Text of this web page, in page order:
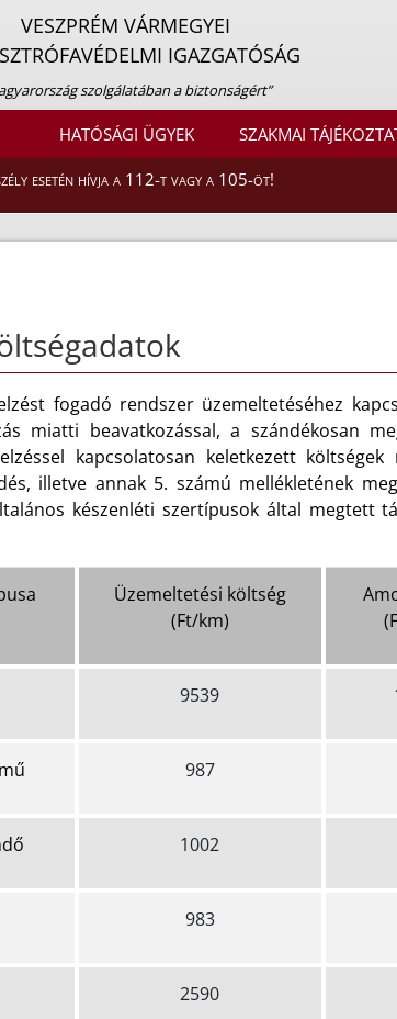
VESZPRÉM VÁRMEGYEI
IGAZGATÓSÁG
szolgálatában a biztonságért”
HATÓSÁGI ÜGYEK SZAKMAI
esetén hívja a 112-t vagy a 105-öt!
fogadó rendszer üzemeltetéséhez
miatti beavatkozással, a szándékosan
kapcsolatosan keletkezett
illetve annak 5. számú mellékletének
készenléti szertípusok által megtett
Üzemeltetési költség
(Ft/km)
9539
987
1002
983
2590